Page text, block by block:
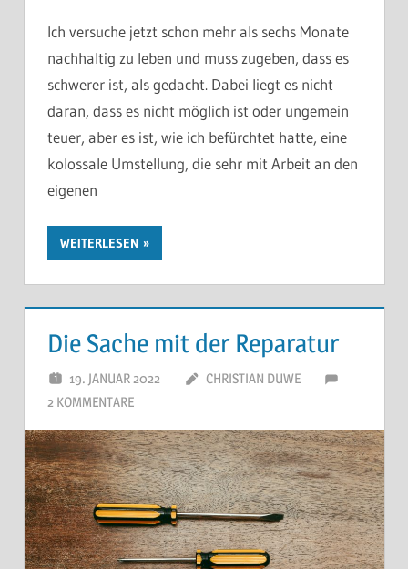
Ich versuche jetzt schon mehr als sechs Monate
nachhaltig zu leben und muss zugeben, dass es
schwerer ist, als gedacht. Dabei liegt es nicht
daran, dass es nicht möglich ist oder ungemein
teuer, aber es ist, wie ich befürchtet hatte, eine
kolossale Umstellung, die sehr mit Arbeit an den
eigenen
WEITERLESEN
Die Sache mit der Reparatur
19. JANUAR 2022
CHRISTIAN DUWE
2 KOMMENTARE